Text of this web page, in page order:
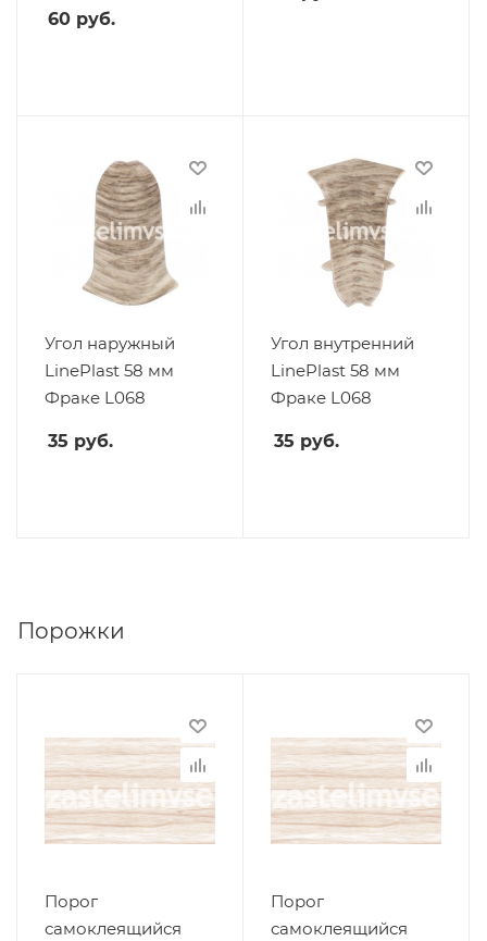
60 руб.
Угол наружный
LinePlast 58 мм
Фраке L068
35 руб.
Угол внутренний
LinePlast 58 мм
Фраке L068
35 руб.
Порожки
Порог
самоклеящийся
Порог
самоклеящийся